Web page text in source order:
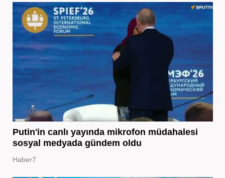
Putin'in canlı yayında mikrofon müdahalesi
sosyal medyada gündem oldu
Haber7